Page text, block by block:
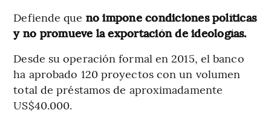
Defiende que no impone condiciones políticas
y no promueve la exportación de ideologías.
Desde su operación formal en 2015, el banco
ha aprobado 120 proyectos con un volumen
total de préstamos de aproximadamente
US$40.000.